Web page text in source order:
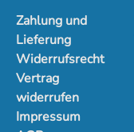
Zahlung und
Lieferung
Widerrufsrecht
Vertrag
widerrufen
Impressum